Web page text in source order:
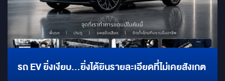
รถ EV ยิ่งเงียบ…ยิ่งได้ยินรายละเอียดที่ไม่เคยสังเกต